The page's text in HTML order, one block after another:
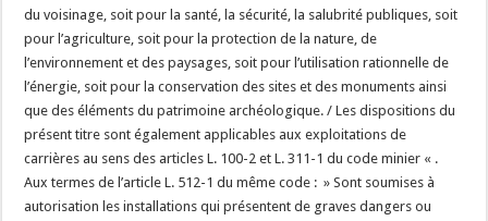
du voisinage, soit pour la santé, la sécurité, la salubrité publiques, soit
pour l’agriculture, soit pour la protection de la nature, de
l’environnement et des paysages, soit pour l’utilisation rationnelle de
l’énergie, soit pour la conservation des sites et des monuments ainsi
que des éléments du patrimoine archéologique. / Les dispositions du
présent titre sont également applicables aux exploitations de
carrières au sens des articles L. 100-2 et L. 311-1 du code minier « .
Aux termes de l’article L. 512-1 du même code : » Sont soumises à
autorisation les installations qui présentent de graves dangers ou